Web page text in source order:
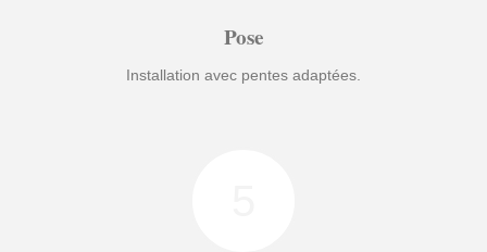
Pose
Installation avec pentes adaptées.